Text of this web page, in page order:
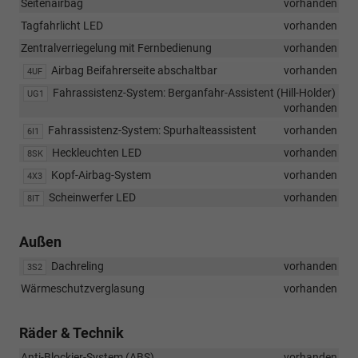
Seitenairbag
vorhanden
Tagfahrlicht LED
vorhanden
Zentralverriegelung mit Fernbedienung
vorhanden
4UF Airbag Beifahrerseite abschaltbar vorhanden
UG1
Fahrassistenz-System: Berganfahr-Assistent (Hill-Holder)
vorhanden
6I1 Fahrassistenz-System: Spurhalteassistent vorhanden
8SK Heckleuchten LED vorhanden
4X3 Kopf-Airbag-System vorhanden
8IT Scheinwerfer LED vorhanden
Außen
3S2 Dachreling
vorhanden
Wärmeschutzverglasung
vorhanden
Räder & Technik